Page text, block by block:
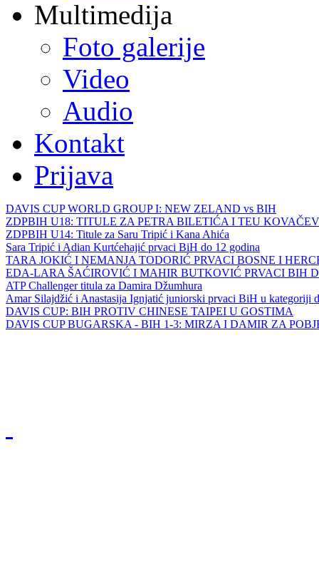
Multimedija
Foto galerije
Video
Audio
Kontakt
Prijava
DAVIS CUP WORLD GROUP I: NEW ZELAND vs BIH
ZDPBIH U18: TITULE ZA PETRA BILETIĆA I TEU
ZDPBIH U14: Titule za Saru Tripić i Kana Ahića
Sara Tripić i Adian Kurtćehajić prvaci BiH do 12 godina
TARA JOKIĆ I NEMANJA TODORIĆ PRVACI BOSNE I
EDA-LARA ŠAĆIROVIĆ I MAHIR BUTKOVIĆ PRVACI BIH
ATP Challenger titula za Damira Džumhura
Amar Silajdžić i Anastasija Ignjatić juniorski prvaci BiH u kategoriji
DAVIS CUP: BIH PROTIV CHINESE TAIPEI U GOSTIMA
DAVIS CUP BUGARSKA - BIH 1-3: MIRZA I DAMIR ZA